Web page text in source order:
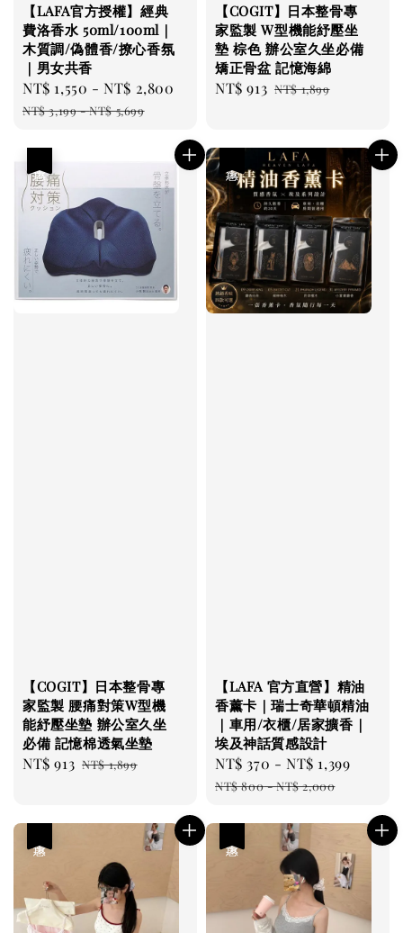
【LAFA官方授權】經典
費洛香水 50ml/100ml｜
木質調/偽體香/撩心香氛
｜男女共香
Sale
price
NT$ 1,550 -NT$ 2,800
Regular
NT$ 3,199-NT$ 5,699
【COGIT】日本整骨專
家監製 W型機能紓壓坐
墊 棕色 辦公室久坐必備
矯正骨盆 記憶海綿
Sale
NT$ 913 Regular
NT$ 1,899
【COGIT】日本整骨專
家監製 腰痛對策W型機
能紓壓坐墊 辦公室久坐
必備 記憶棉透氣坐墊
Sale
NT$ 913 Regular
NT$ 1,899
【LAFA 官方直營】精油
香薰卡｜瑞士奇華頓精油
｜車用/衣櫃/居家擴香｜
埃及神話質感設計
Sale
price
NT$ 370 -NT$ 1,399
NT$ 800-NT$ 2,000